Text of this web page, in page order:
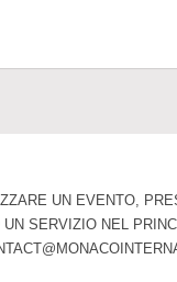
UN EVENTO,
UN SERVIZIO NEL